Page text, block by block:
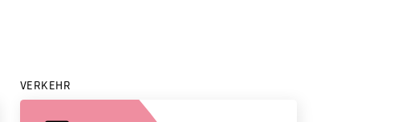
VERKEHR